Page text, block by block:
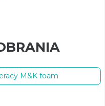
M&K foam